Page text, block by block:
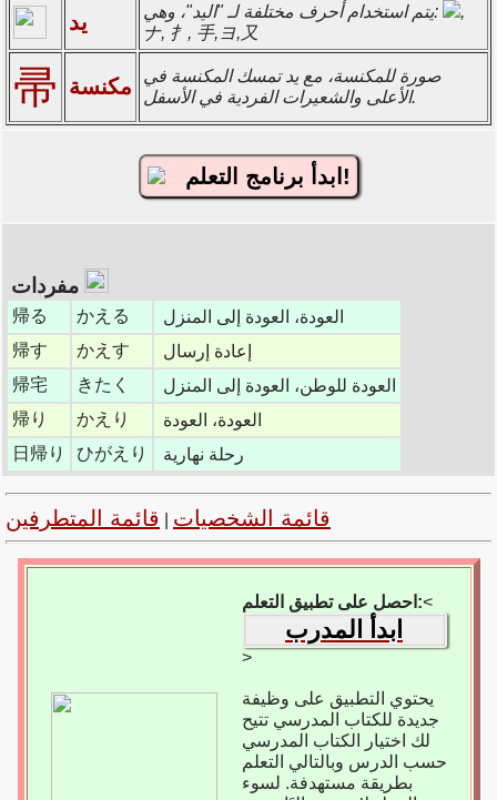
يد يتم استخدام أحرف مختلفة لـ "اليد"، وهي:
,
ナ, 扌, 手,ヨ,又
帚 مكنسة
صورة للمكنسة، مع يد تمسك المكنسة في
الأعلى والشعيرات الفردية في الأسفل.
ابدأ برنامج التعلم!
帰る かえる
العودة، العودة إلى المنزل
帰す
かえす
إعادة إرسال
帰宅
きたく
العودة للوطن، العودة إلى المنزل
帰り
かえり
العودة، العودة
日帰り
ひがえり رحلة نهارية
قائمة الشخصيات قائمة المتطرفين
احصل على تطبيق التعلم:<
ابدأ المدرب
>
يحتوي التطبيق على وظيفة
جديدة للكتاب المدرسي تتيح
لك اختيار الكتاب المدرسي
حسب الدرس وبالتالي التعلم
بطريقة مستهدفة. لسوء